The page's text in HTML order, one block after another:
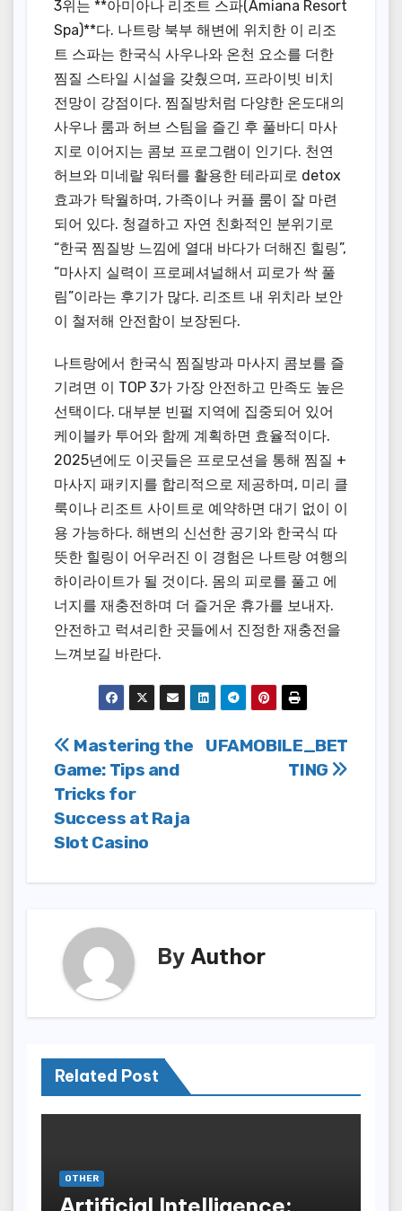
3위는 **아미아나 리조트 스파(Amiana Resort
Spa)**다. 나트랑 북부 해변에 위치한 이 리조
트 스파는 한국식 사우나와 온천 요소를 더한
찜질 스타일 시설을 갖췄으며, 프라이빗 비치
전망이 강점이다. 찜질방처럼 다양한 온도대의
사우나 룸과 허브 스팀을 즐긴 후 풀바디 마사
지로 이어지는 콤보 프로그램이 인기다. 천연
허브와 미네랄 워터를 활용한 테라피로 detox
효과가 탁월하며, 가족이나 커플 룸이 잘 마련
되어 있다. 청결하고 자연 친화적인 분위기로
“한국 찜질방 느낌에 열대 바다가 더해진 힐링”,
“마사지 실력이 프로페셔널해서 피로가 싹 풀
림”이라는 후기가 많다. 리조트 내 위치라 보안
이 철저해 안전함이 보장된다.
나트랑에서 한국식 찜질방과 마사지 콤보를 즐
기려면 이 TOP 3가 가장 안전하고 만족도 높은
선택이다. 대부분 빈펄 지역에 집중되어 있어
케이블카 투어와 함께 계획하면 효율적이다.
2025년에도 이곳들은 프로모션을 통해 찜질 +
마사지 패키지를 합리적으로 제공하며, 미리 클
룩이나 리조트 사이트로 예약하면 대기 없이 이
용 가능하다. 해변의 신선한 공기와 한국식 따
뜻한 힐링이 어우러진 이 경험은 나트랑 여행의
하이라이트가 될 것이다. 몸의 피로를 풀고 에
너지를 재충전하며 더 즐거운 휴가를 보내자.
안전하고 럭셔리한 곳들에서 진정한 재충전을
느껴보길 바란다.
Post
navigation
UFAMOBILE_BET
TING
Mastering the
Game: Tips and
Tricks for
Success at Raja
Slot Casino
By Author
Related Post
OTHER